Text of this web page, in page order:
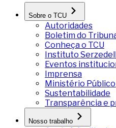
Sobre o TCU
Autoridades
Boletim do
Conheça o TCU
Instituto
Eventos
Imprensa
Ministério Público
Sustentabilidade
Transparência e
Nosso trabalho